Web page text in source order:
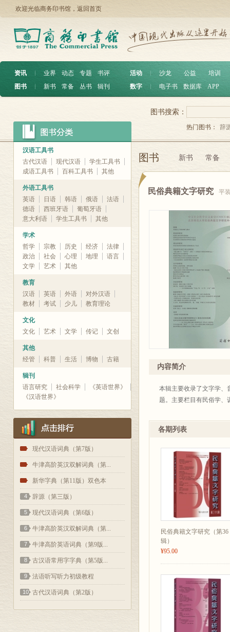
欢迎光临商务印书馆， 返回首页
资讯 ︱ 业界 动态 专题
书评
图书
︱ 新书 常备 丛书 辑刊
活动 沙龙 公益
培训
数字
电子书 数据库 APP
汉语工具书
古代汉语
现代汉语
学生工具书
成语工具书
百科工具书 其他
外语工具书
英语
日语 韩语 俄语
法语
德语
西班牙语
葡萄牙语
意大利语
学生工具书 其他
学术
哲学
宗教 历史 经济
法律
政治
社会 心理 地理
语言
文学
艺术 其他
教育
汉语
英语 外语
对外汉语
教材
考试 少儿 教育理论
文化
文化
艺术 文学 传记 文创
其他
经管
科普 生活 博物 古籍
辑刊
语言研究
社会科学
《英语世界》
《汉语世界》
1 现代汉语词典（第7版）
2 牛津高阶英汉双解词典（第...
3 新华字典（第11版）双色本
4 辞源（第三版）
5 现代汉语词典（第6版）
6 牛津高阶英汉双解词典（第...
7 牛津高阶英语词典（第9版...
8 古汉语常用字字典（第5版...
9 法语听写听力初级教程
10 古代汉语词典（第2版）
图书搜索：
热门图书： 辞
图书 新书 常备
民俗典籍文字研究 平
内容简介
本辑主要收录了文字学、
题。主要栏目有民俗学、
各期列表
民俗典籍文字研究（第36
辑）
¥95.00